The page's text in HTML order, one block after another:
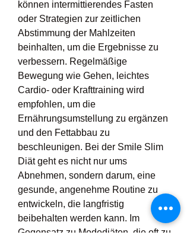
können intermittierendes Fasten
oder Strategien zur zeitlichen
Abstimmung der Mahlzeiten
beinhalten, um die Ergebnisse zu
verbessern. Regelmäßige
Bewegung wie Gehen, leichtes
Cardio- oder Krafttraining wird
empfohlen, um die
Ernährungsumstellung zu ergänzen
und den Fettabbau zu
beschleunigen. Bei der Smile Slim
Diät geht es nicht nur ums
Abnehmen, sondern darum, eine
gesunde, angenehme Routine zu
entwickeln, die langfristig
beibehalten werden kann. Im
Gegensatz zu Modediäten, die oft zu